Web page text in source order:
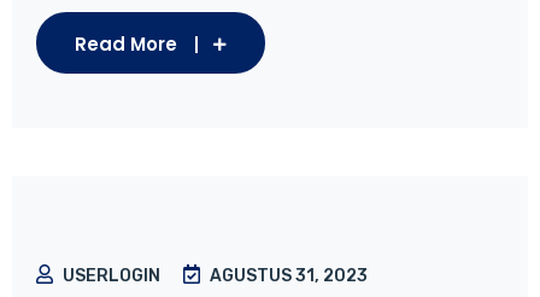
Read More
USERLOGIN
AGUSTUS 31, 2023